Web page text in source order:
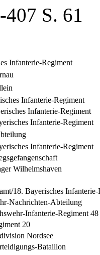
S. 61
Infanterie-Regiment
Infanterie-Regiment
Infanterie-Regiment
Infanterie-Regiment
Infanterie-Regiment
Wilhelmshaven
18. Bayerisches Infanterie-
Nachrichten-Abteilung
Infanterie-Regiment 48
20
Nordsee
Bataillon